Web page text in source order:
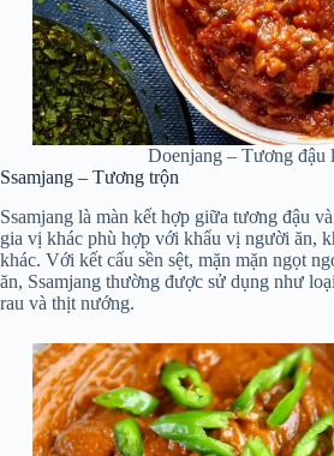
Doenjang – Tương đậu
Ssamjang – Tương trộn
Ssamjang là màn kết hợp giữa tương đậu
gia vị khác phù hợp với khẩu vị người ăn,
khác. Với kết cấu sền sệt, mặn mặn ngọt
ăn, Ssamjang thường được sử dụng như
rau và thịt nướng.